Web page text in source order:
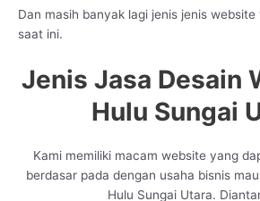
Dan masih banyak lagi jenis jenis
saat ini.
Jenis Jasa Desain
Hulu Sungai
Kami memiliki macam website yang
berdasar pada dengan usaha bisnis
Hulu Sungai Utara.